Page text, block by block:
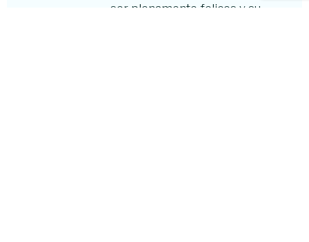
ser plenamente felices y su